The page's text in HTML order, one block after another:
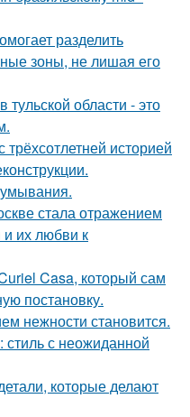
разделить
зоны, не лишая его
области - это
историей
стала отражением
и их любви к
Casa, который сам
постановку.
нежности становится.
стиль с неожиданной
которые делают